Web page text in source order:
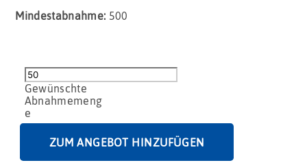
Mindestabnahme: 500
Schokoladenfische
Menge
ZUM ANGEBOT HINZUFÜGEN